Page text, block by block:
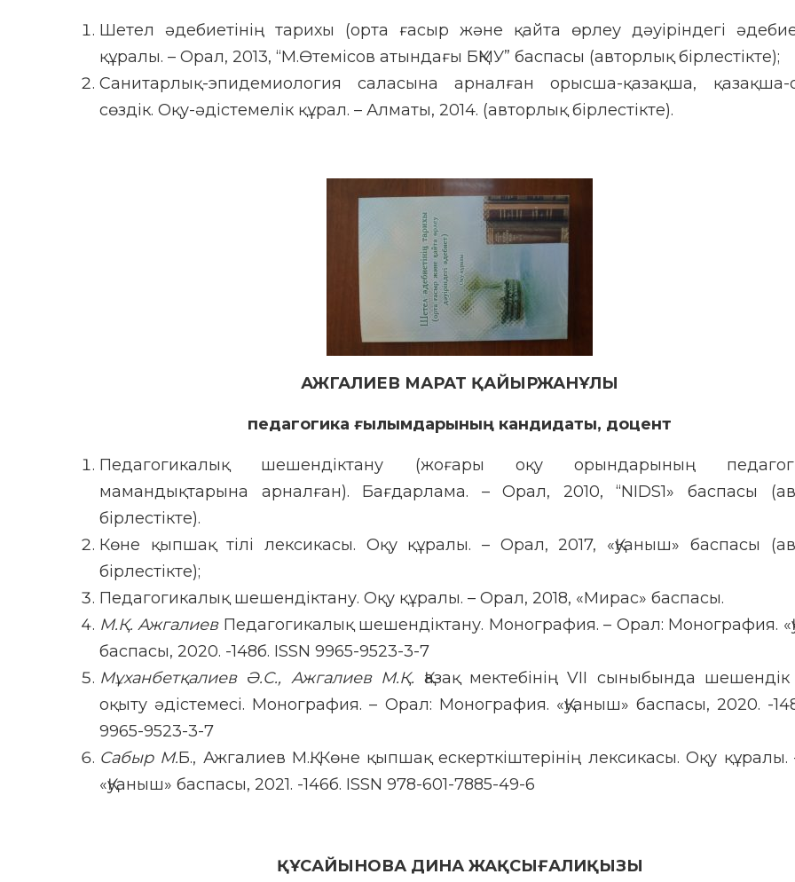
Шетел әдебиетінің тарихы (орта ғасыр және қайта өрлеу дәуіріндегі
құралы. – Орал, 2013, “М.Өтемісов атындағы БҚМУ” баспасы (авторлық бірлестікте);
Санитарлық-эпидемиология саласына арналған орысша-қазақша, қазақша-
сөздік. Оқу-әдістемелік құрал. – Алматы, 2014. (авторлық бірлестікте).
АЖГАЛИЕВ МАРАТ ҚАЙЫРЖАНҰЛЫ
педагогика ғылымдарының кандидаты, доцент
Педагогикалық шешендіктану (жоғары оқу орындарының
мамандықтарына арналған). Бағдарлама. – Орал, 2010, “NIDS1» баспасы
бірлестікте).
Көне қыпшақ тілі лексикасы. Оқу құралы. – Орал, 2017, «Қуаныш» баспасы
бірлестікте);
Педагогикалық шешендіктану. Оқу құралы. – Орал, 2018, «Мирас» баспасы.
М.Қ. Ажгалиев Педагогикалық шешендіктану. Монография. – Орал: Монография.
баспасы, 2020. -148б. ISSN 9965-9523-3-7
Мұханбетқалиев Ә.С., Ажгалиев М.Қ. Қазақ мектебінің VII сыныбында шешендік
оқыту әдістемесі. Монография. – Орал: Монография. «Қуаныш» баспасы, 2020. -
9965-9523-3-7
Сабыр М.Б., Ажгалиев М.Қ. Көне қыпшақ ескерткіштерінің лексикасы. Оқу
«Қуаныш» баспасы, 2021. -146б. ISSN 978-601-7885-49-6
ҚҰСАЙЫНОВА ДИНА ЖАҚСЫҒАЛИҚЫЗЫ